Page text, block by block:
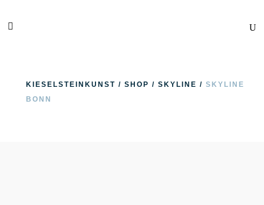
KIESELSTEINKUNST / SHOP / SKYLINE / SKYLINE
BONN